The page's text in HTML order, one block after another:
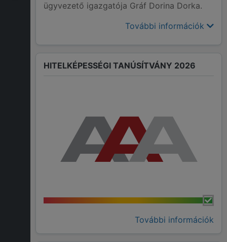
ügyvezető igazgatója Gráf Dorina Dorka.
További információk
HITELKÉPESSÉGI TANÚSÍTVÁNY 2026
További információk